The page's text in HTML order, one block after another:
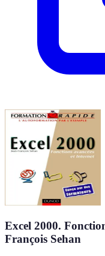
Excel 2000.
François Sehan